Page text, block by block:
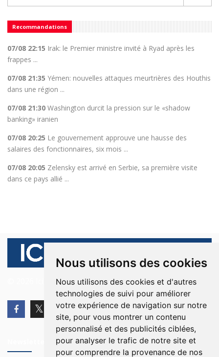
Nous utilisons des cookies
Nous utilisons des cookies et d'autres
technologies de suivi pour améliorer
votre expérience de navigation sur notre
site, pour vous montrer un contenu
personnalisé et des publicités ciblées,
pour analyser le trafic de notre site et
pour comprendre la provenance de nos
Recommandations
07/08 22:15 Irak: le Premier ministre invité à Ryad après les
frappes ...
07/08 21:35 Yémen: nouvelles attaques meurtrières des Houthis
dans une région ...
07/08 21:30 Washington durcit la pression sur le «shadow
banking» iranien
07/08 20:25 Le gouvernement approuve une hausse des
salaires des fonctionnaires, six mois ...
07/08 20:05 Zelensky est arrivé en Serbie, sa première visite
dans ce pays allié ...
© 2026 Ici Beyrouth. Tous les droits sont réservés.